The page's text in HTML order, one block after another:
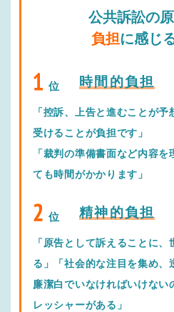
公共訴訟の
負担に感じ
位 時間的負担
「控訴、上告と進むことが
受けることが負担です」
「裁判の準備書面など内容
ても時間がかかります」
位 精神的負担
「原告として訴えることに
る」「社会的な注目を集め、
廉潔白でいなければいけない
レッシャーがある」